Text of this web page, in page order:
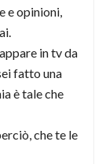
e opinioni,
in tv da
fatto una
è tale che
che te le